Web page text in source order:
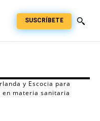
SUSCRÍBETE
y Escocia para
materia sanitaria